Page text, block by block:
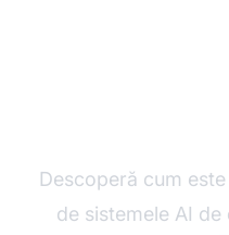
Descoperă cum
de sistemele AI